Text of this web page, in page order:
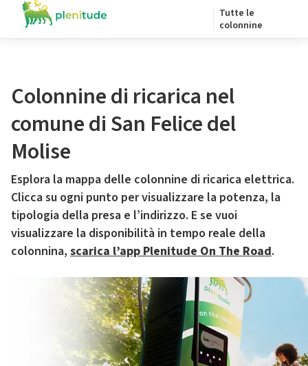
Tutte le
colonnine
Colonnine di ricarica nel
comune di San Felice del
Molise
Esplora la mappa delle colonnine di ricarica elettrica.
Clicca su ogni punto per visualizzare la potenza, la
tipologia della presa e l’indirizzo. E se vuoi
visualizzare la disponibilità in tempo reale della
colonnina, scarica l’app Plenitude On The Road.